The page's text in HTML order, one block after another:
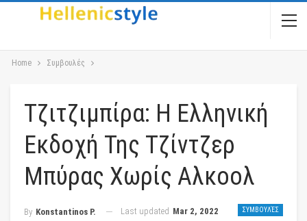
Home Συμβουλές
Τζιτζιμπίρα: Η Ελληνική
Εκδοχή Της Τζίντζερ
Μπύρας Χωρίς Αλκοολ
ΣΥΜΒΟΥΛΈΣ
By Konstantinos P. Last updated Mar 2, 2022